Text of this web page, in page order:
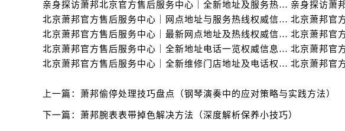
亲身探访萧邦北京官方售后服务中心｜全新地址及服务热线（2026年6月最新）
北京萧邦官方售后服务中心｜网点地址与服务热线权威信息公示（2026年6月最新）
北京萧邦官方售后服务中心｜最新网点地址及热线权威信息公示（2026年6月最新）
北京萧邦官方售后服务中心｜全新地址电话一览权威信息公示（2026年6月最新）
北京萧邦官方售后服务中心｜全新维修门店地址及电话权威信息公示（2026年6月最新）
上一篇： 萧邦偷停处理技巧盘点（钢琴演奏中的应对策略与实践方法）
下一篇： 萧邦腕表表带掉色解决方法（深度解析保养小技巧）